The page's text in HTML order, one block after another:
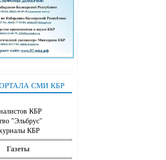
СМИ КБР
КБР
"Эльбрус"
КБР
Газеты